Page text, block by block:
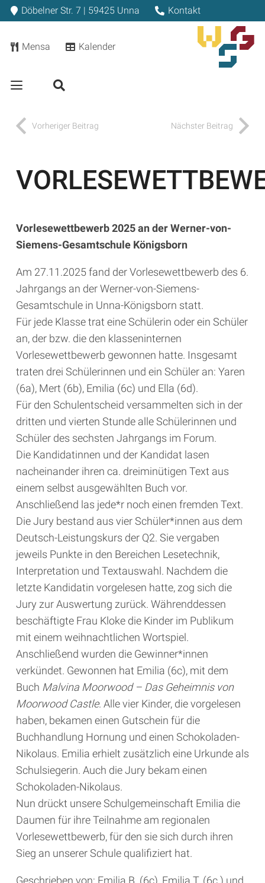
Döbelner Str. 7 | 59425 Unna Kontakt
Mensa Kalender
Vorheriger Beitrag Nächster Beitrag
Vorlesewettbewerb 2025 an der Werner-von-
Siemens-Gesamtschule Königsborn
Am 27.11.2025 fand der Vorlesewettbewerb des 6.
Jahrgangs an der Werner-von-Siemens-
Gesamtschule in Unna-Königsborn statt.
Für jede Klasse trat eine Schülerin oder ein Schüler
an, der bzw. die den klasseninternen
Vorlesewettbewerb gewonnen hatte. Insgesamt
traten drei Schülerinnen und ein Schüler an: Yaren
(6a), Mert (6b), Emilia (6c) und Ella (6d).
Für den Schulentscheid versammelten sich in der
dritten und vierten Stunde alle Schülerinnen und
Schüler des sechsten Jahrgangs im Forum.
Die Kandidatinnen und der Kandidat lasen
nacheinander ihren ca. dreiminütigen Text aus
einem selbst ausgewählten Buch vor.
Anschließend las jede*r noch einen fremden Text.
Die Jury bestand aus vier Schüler*innen aus dem
Deutsch-Leistungskurs der Q2. Sie vergaben
jeweils Punkte in den Bereichen Lesetechnik,
Interpretation und Textauswahl. Nachdem die
letzte Kandidatin vorgelesen hatte, zog sich die
Jury zur Auswertung zurück. Währenddessen
beschäftigte Frau Kloke die Kinder im Publikum
mit einem weihnachtlichen Wortspiel.
Anschließend wurden die Gewinner*innen
verkündet. Gewonnen hat Emilia (6c), mit dem
Buch Malvina Moorwood – Das Geheimnis von
Moorwood Castle. Alle vier Kinder, die vorgelesen
haben, bekamen einen Gutschein für die
Buchhandlung Hornung und einen Schokoladen-
Nikolaus. Emilia erhielt zusätzlich eine Urkunde als
Schulsiegerin. Auch die Jury bekam einen
Schokoladen-Nikolaus.
Nun drückt unsere Schulgemeinschaft Emilia die
Daumen für ihre Teilnahme am regionalen
Vorlesewettbewerb, für den sie sich durch ihren
Sieg an unserer Schule qualifiziert hat.